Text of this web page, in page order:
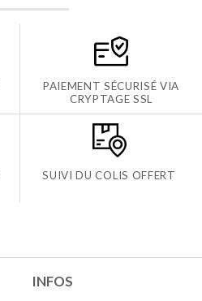
PAIEMENT SÉCURISÉ VIA
CRYPTAGE SSL
SUIVI DU COLIS OFFERT
INFOS